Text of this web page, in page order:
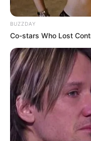
ดวงรายวัน 23 สิงหาคม
23 ส.ค. 2022
BUZZDAY
Co-stars Who Lost